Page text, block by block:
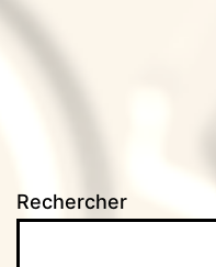
Rechercher